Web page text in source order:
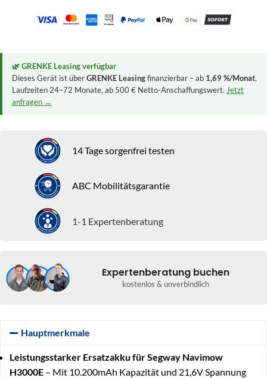
🌿 GRENKE Leasing verfügbar
Dieses Gerät ist überGRENKE Leasingfinanzierbar – ab 1,69 %/Monat,
Laufzeiten 24–72 Monate, ab 500 € Netto-Anschaffungswert. Jetzt
anfragen →
14 Tage sorgenfrei testen
ABC Mobilitätsgarantie
1-1 Expertenberatung
Expertenberatung buchen
kostenlos & unverbindlich
Hauptmerkmale
Leistungsstarker Ersatzakku für Segway Navimow
H3000E – Mit 10.200mAh Kapazität und 21,6V Spannung